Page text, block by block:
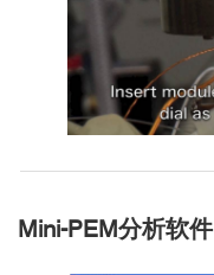
Mini-PEM分析软件